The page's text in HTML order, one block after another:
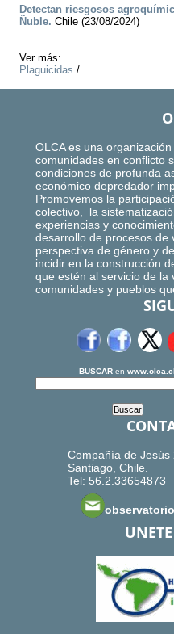
Detectan riesgosos
Ñuble. Chile (23/08/2024)
Ver más:
Plaguicidas /
OLCA es una
comunidades en conflicto
condiciones de profunda
económico depredador
Promovemos la
colectivo, la
experiencias y
desarrollo de procesos de
perspectiva de género y
incidir en la construcción
que estén al servicio de la
comunidades y pueblos
BUSCAR en www.olca.cl
Compañía de Jesús
Santiago, Chile.
Tel: 56.2.33654873